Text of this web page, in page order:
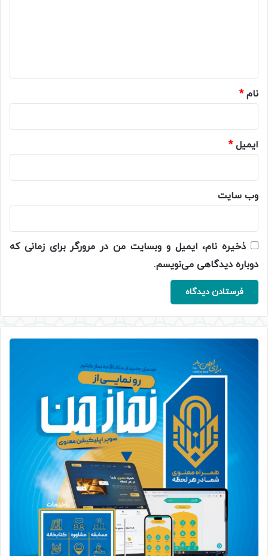
نام*
ایمیل*
وب‌ سایت
ذخیره نام، ایمیل و وبسایت من در مرورگر برای زمانی که
دوباره دیدگاهی می‌نویسم.